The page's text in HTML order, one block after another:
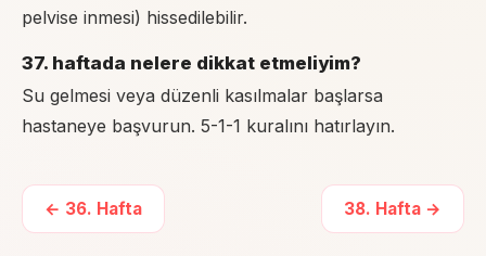
pelvise inmesi) hissedilebilir.
37. haftada nelere dikkat etmeliyim?
Su gelmesi veya düzenli kasılmalar başlarsa
hastaneye başvurun. 5-1-1 kuralını hatırlayın.
← 36. Hafta 38. Hafta →